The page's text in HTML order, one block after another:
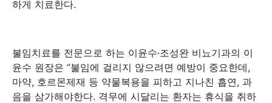
하게 치료한다.
불임치료를 전문으로 하는 이윤수·조성완 비뇨기과의 이
윤수 원장은 “불임에 걸리지 않으려면 예방이 중요한데,
마약, 호르몬제재 등 약물복용을 피하고 지나친 흡연, 과
음을 삼가해야한다. 격무에 시달리는 환자는 휴식을 취하